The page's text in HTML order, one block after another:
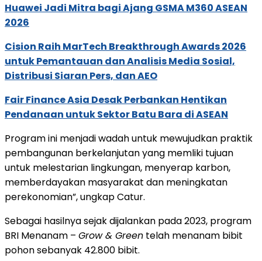
Huawei Jadi Mitra bagi Ajang GSMA M360 ASEAN
2026
Cision Raih MarTech Breakthrough Awards 2026
untuk Pemantauan dan Analisis Media Sosial,
Distribusi Siaran Pers, dan AEO
Fair Finance Asia Desak Perbankan Hentikan
Pendanaan untuk Sektor Batu Bara di ASEAN
Program ini menjadi wadah untuk mewujudkan praktik
pembangunan berkelanjutan yang memliki tujuan
untuk melestarian lingkungan, menyerap karbon,
memberdayakan masyarakat dan meningkatan
perekonomian”, ungkap Catur.
Sebagai hasilnya sejak dijalankan pada 2023, program
BRI Menanam – Grow & Green telah menanam bibit
pohon sebanyak 42.800 bibit.